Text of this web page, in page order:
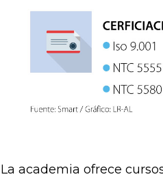
La academia ofrece